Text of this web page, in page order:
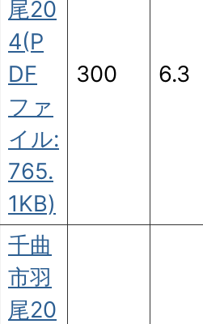
尾20
4(P
DF
ファ
イル:
765.
1KB)
300 6.3
千曲
市羽
尾20